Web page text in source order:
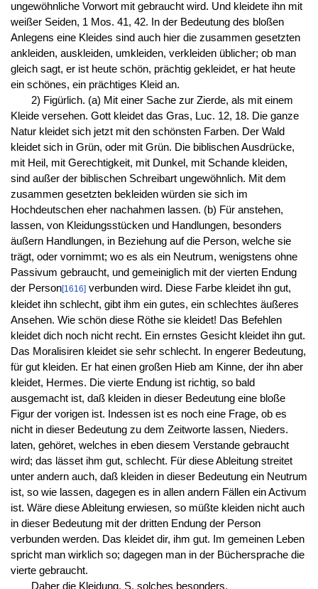
ungewöhnliche Vorwort mit gebraucht wird. Und kleidete ihn mit
weißer Seiden, 1 Mos. 41, 42. In der Bedeutung des bloßen
Anlegens eine Kleides sind auch hier die zusammen gesetzten
ankleiden, auskleiden, umkleiden, verkleiden üblicher; ob man
gleich sagt, er ist heute schön, prächtig gekleidet, er hat heute
ein schönes, ein prächtiges Kleid an.
2) Figürlich. (a) Mit einer Sache zur Zierde, als mit einem
Kleide versehen. Gott kleidet das Gras, Luc. 12, 18. Die ganze
Natur kleidet sich jetzt mit den schönsten Farben. Der Wald
kleidet sich in Grün, oder mit Grün. Die biblischen Ausdrücke,
mit Heil, mit Gerechtigkeit, mit Dunkel, mit Schande kleiden,
sind außer der biblischen Schreibart ungewöhnlich. Mit dem
zusammen gesetzten bekleiden würden sie sich im
Hochdeutschen eher nachahmen lassen. (b) Für anstehen,
lassen, von Kleidungsstücken und Handlungen, besonders
äußern Handlungen, in Beziehung auf die Person, welche sie
trägt, oder vornimmt; wo es als ein Neutrum, wenigstens ohne
Passivum gebraucht, und gemeiniglich mit der vierten Endung
der Person[1616]verbunden wird. Diese Farbe kleidet ihn gut,
kleidet ihn schlecht, gibt ihm ein gutes, ein schlechtes äußeres
Ansehen. Wie schön diese Röthe sie kleidet! Das Befehlen
kleidet dich noch nicht recht. Ein ernstes Gesicht kleidet ihn gut.
Das Moralisiren kleidet sie sehr schlecht. In engerer Bedeutung,
für gut kleiden. Er hat einen großen Hieb am Kinne, der ihn aber
kleidet, Hermes. Die vierte Endung ist richtig, so bald
ausgemacht ist, daß kleiden in dieser Bedeutung eine bloße
Figur der vorigen ist. Indessen ist es noch eine Frage, ob es
nicht in dieser Bedeutung zu dem Zeitworte lassen, Nieders.
laten, gehöret, welches in eben diesem Verstande gebraucht
wird; das lässet ihm gut, schlecht. Für diese Ableitung streitet
unter andern auch, daß kleiden in dieser Bedeutung ein Neutrum
ist, so wie lassen, dagegen es in allen andern Fällen ein Activum
ist. Wäre diese Ableitung erwiesen, so müßte kleiden nicht auch
in dieser Bedeutung mit der dritten Endung der Person
verbunden werden. Das kleidet dir, ihm gut. Im gemeinen Leben
spricht man wirklich so; dagegen man in der Büchersprache die
vierte gebraucht.
Daher die Kleidung, S. solches besonders.